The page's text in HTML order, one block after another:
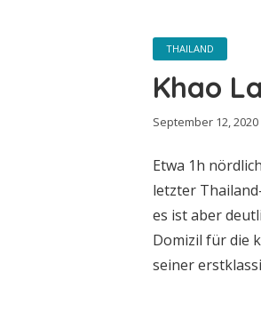
THAILAND
Khao
September 12, 2020
Etwa 1h
letzter
es ist aber
Domizil für die
seiner